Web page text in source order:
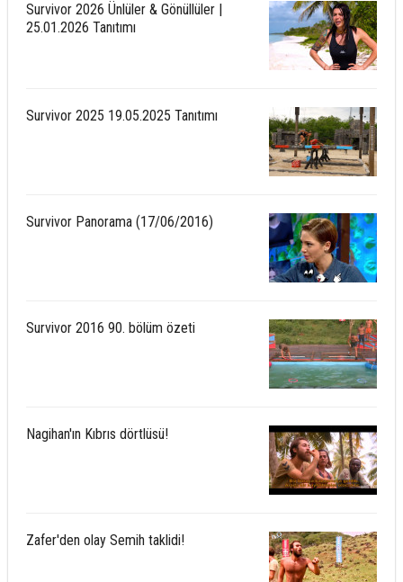
Survivor 2026 Ünlüler & Gönüllüler |
25.01.2026 Tanıtımı
Survivor 2025 19.05.2025 Tanıtımı
Survivor Panorama (17/06/2016)
Survivor 2016 90. bölüm özeti
Nagihan'ın Kıbrıs dörtlüsü!
Zafer'den olay Semih taklidi!